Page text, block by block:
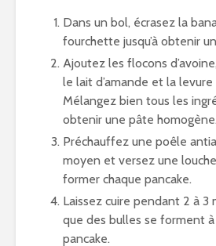
Dans un bol, écrasez la
fourchette jusqu’à obtenir
Ajoutez les flocons
le lait d’amande et la levure
Mélangez bien tous les
obtenir une pâte homogène.
Préchauffez une poêle
moyen et versez une
former chaque pancake.
Laissez cuire pendant 2 à 3
que des bulles se forment
pancake.